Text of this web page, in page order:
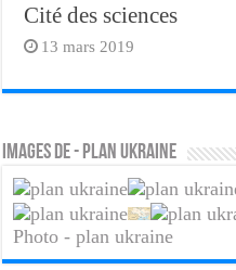
Cité des sciences
13 mars 2019
Images de - plan ukraine
Photo - plan ukraine